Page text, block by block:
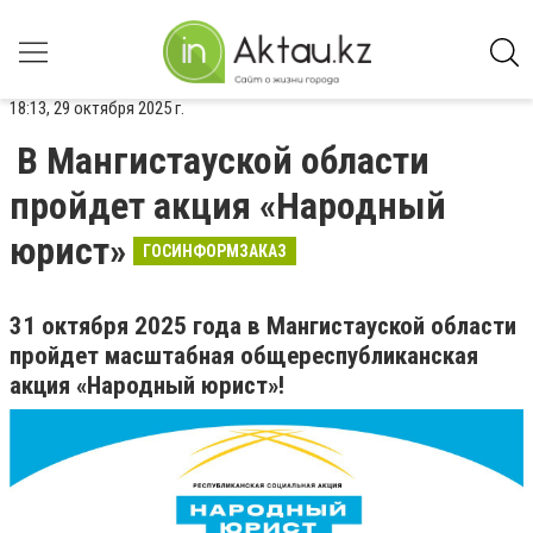
18:13, 29 октября 2025 г.
В Мангистауской области
пройдет акция «Народный
юрист»
ГОСИНФОРМЗАКАЗ
31 октября 2025 года в Мангистауской области
пройдет масштабная общереспубликанская
акция «Народный юрист»!